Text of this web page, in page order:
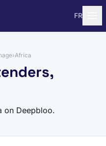
FR
›Africa
on Deepbloo.